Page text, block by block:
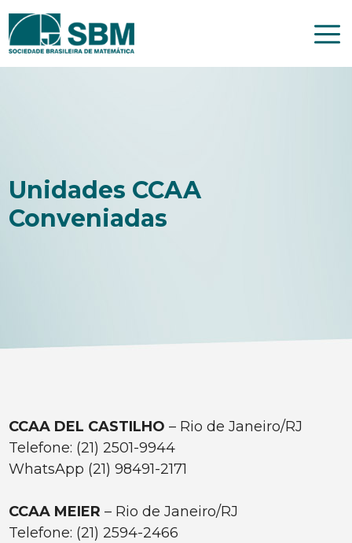
Pular
para
Unidades CCAA
Conveniadas
CCAA DEL CASTILHO – Rio de Janeiro/RJ
Telefone: (21) 2501-9944
WhatsApp (21) 98491-2171
CCAA MEIER – Rio de Janeiro/RJ
Telefone: (21) 2594-2466